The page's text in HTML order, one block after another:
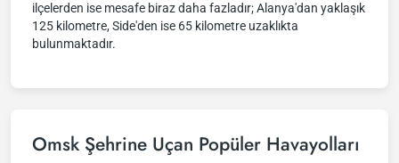
ilçelerden ise mesafe biraz daha fazladır; Alanya'dan yaklaşık
125 kilometre, Side'den ise 65 kilometre uzaklıkta
bulunmaktadır.
Omsk Şehrine Uçan Popüler Havayolları